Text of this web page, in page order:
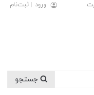
ورود | ثبت‌نام